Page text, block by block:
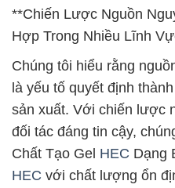
**Chiến Lược Nguồn
Hợp Trong Nhiều Lĩnh
Chúng tôi hiểu rằng
là yếu tố quyết định
sản xuất. Với chiến lược
đối tác đáng tin cậy,
Chất Tạo Gel HEC Dạng
HEC với chất lượng ổn